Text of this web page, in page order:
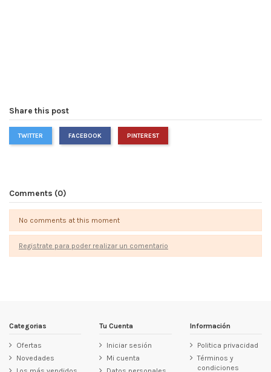
Share this post
TWITTER FACEBOOK PINTEREST
Comments (0)
No comments at this moment
Registrate para poder realizar un comentario
Categorias
Ofertas
Novedades
Tu Cuenta
Iniciar sesión
Mi cuenta
Información
Politica privacidad
Términos y
condiciones